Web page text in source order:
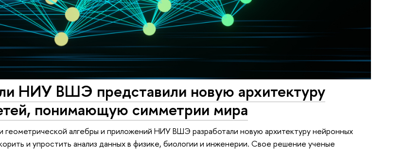
НИУ ВШЭ представили новую архитектуру
понимающую симметрии мира
геометрической алгебры и приложений НИУ ВШЭ разработали новую архитектуру нейронных
и упростить анализ данных в физике, биологии и инженерии. Свое решение ученые